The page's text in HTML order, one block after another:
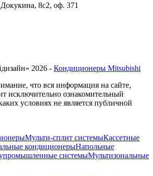
8с2, оф. 371
2026 - Кондиционеры Mitsubishi
что вся информация на сайте,
исключительно ознакомительный
условиях не является публичной
Мульти-сплит системыКассетные
кондиционерыНапольные
системыМультизональные